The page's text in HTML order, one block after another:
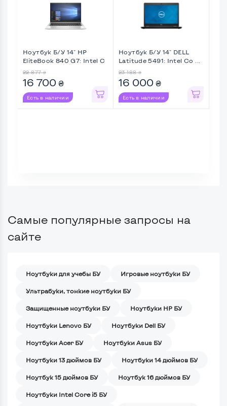
Ноутбук Б/У 14" HP
EliteBook 840 G7: Intel C
22 877 ₴
16 700 ₴
Есть в наличии
Ноутбук Б/У 14" DELL
Latitude 5491: Intel Co ...
23 188 ₴
16 000 ₴
Есть в наличии
Самые популярные запросы на
сайте
Ноутбуки для учебы БУ Игровые ноутбуки БУ
Ультрабуки, тонкие ноутбуки БУ
Защищенные ноутбуки БУ Ноутбуки HP БУ
Ноутбуки Lenovo БУ Ноутбуки Dell БУ
Ноутбуки Acer БУ Ноутбуки Asus БУ
Ноутбуки 13 дюймов БУ Ноутбуки 14 дюймов БУ
Ноутбук 15 дюймов БУ Ноутбук 16 дюймов БУ
Ноутбуки Intel Core i5 БУ